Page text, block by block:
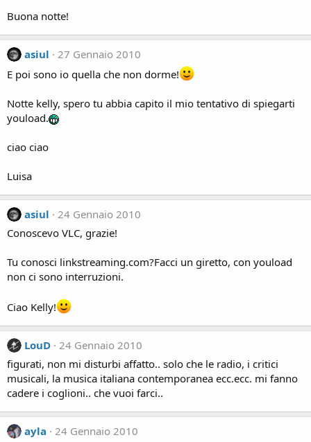
Buona notte!
asiul
27 Gennaio 2010
E poi sono io quella che non dorme!
Notte kelly, spero tu abbia capito il mio tentativo di spiegarti
youload.
ciao ciao
Luisa
asiul
24 Gennaio 2010
Conoscevo VLC, grazie!
Tu conosci linkstreaming.com?Facci un giretto, con youload
non ci sono interruzioni.
Ciao Kelly!
LouD 24 Gennaio 2010
figurati, non mi disturbi affatto.. solo che le radio, i critici
musicali, la musica italiana contemporanea ecc.ecc. mi fanno
cadere i coglioni.. che vuoi farci..
ayla
24 Gennaio 2010